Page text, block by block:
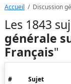
Accueil Discussion
Les 1843
générale
Français"
# Sujet